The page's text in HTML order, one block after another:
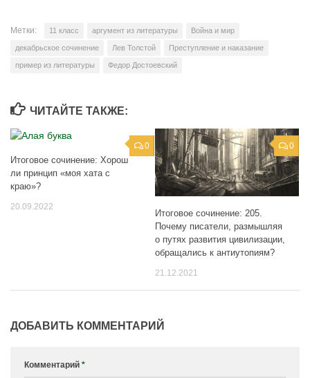
Метки: 11 класс аргумент из литературы Война и мир
декабрьское сочинение Лев Толстой Преступление и наказание
пример из литературы Федор Достоевский
ЧИТАЙТЕ ТАКЖЕ:
0
Итоговое сочинение: Хорош
ли принцип «моя хата с
краю»?
20.09.2022
0
Итоговое сочинение: 205.
Почему писатели, размышляя
о путях развития цивилизации,
обращались к антиутопиям?
21.12.2021
ДОБАВИТЬ КОММЕНТАРИЙ
Комментарий *